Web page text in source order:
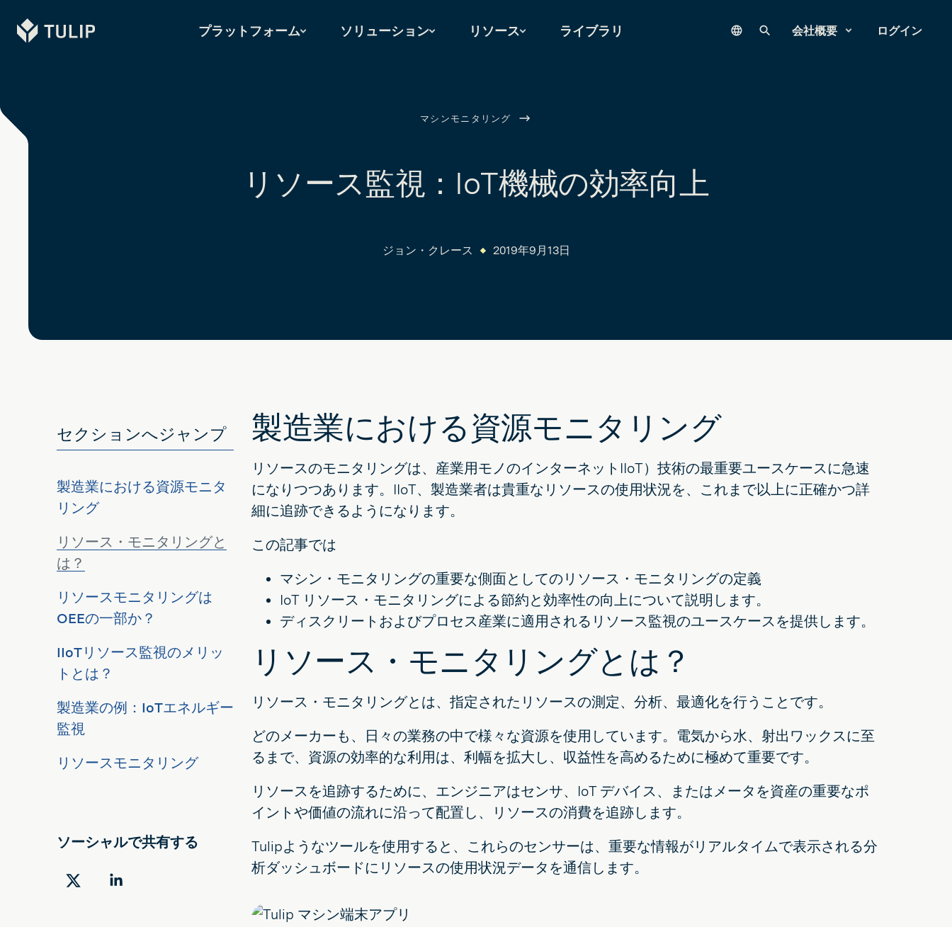
Tulip プラットフォーム ソリューション リソース ライブラリ Languageサイト内検索
会社概要 ログイン
マシンモニタリング
リソース監視：IoT機械の効率向上
ジョン・クレース 2019年9月13日
セクションへジャンプ
製造業における資源モニタ
リング
リソース・モニタリングと
は？
リソースモニタリングは
OEEの一部か？
IIoTリソース監視のメリッ
トとは？
製造業の例：IoTエネルギー
監視
リソースモニタリング
ソーシャルで共有する
ツ
LinkedIn
製造業における資源モニタリング
リソースのモニタリングは、産業用モノのインターネットIIoT）技術の最重要ユースケースに急速
になりつつあります。IIoT、製造業者は貴重なリソースの使用状況を、これまで以上に正確かつ詳
細に追跡できるようになります。
この記事では
マシン・モニタリングの重要な側面としてのリソース・モニタリングの定義
IoT リソース・モニタリングによる節約と効率性の向上について説明します。
ディスクリートおよびプロセス産業に適用されるリソース監視のユースケースを提供します。
リソース・モニタリングとは？
リソース・モニタリングとは、指定されたリソースの測定、分析、最適化を行うことです。
どのメーカーも、日々の業務の中で様々な資源を使用しています。電気から水、射出ワックスに至
るまで、資源の効率的な利用は、利幅を拡大し、収益性を高めるために極めて重要です。
リソースを追跡するために、エンジニアはセンサ、IoT デバイス、またはメータを資産の重要なポ
イントや価値の流れに沿って配置し、リソースの消費を追跡します。
Tulipようなツールを使用すると、これらのセンサーは、重要な情報がリアルタイムで表示される分
析ダッシュボードにリソースの使用状況データを通信します。